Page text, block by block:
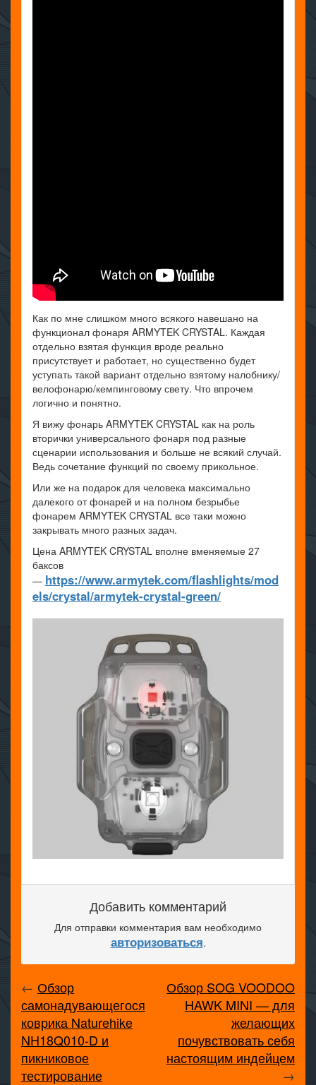
Как по мне слишком много всякого навешано на
функционал фонаря ARMYTEK CRYSTAL. Каждая
отдельно взятая функция вроде реально
присутствует и работает, но существенно будет
уступать такой вариант отдельно взятому налобнику/
велофонарю/кемпинговому свету. Что впрочем
логично и понятно.
Я вижу фонарь ARMYTEK CRYSTAL как на роль
вторички универсального фонаря под разные
сценарии использования и больше не всякий случай.
Ведь сочетание функций по своему прикольное.
Или же на подарок для человека максимально
далекого от фонарей и на полном безрыбье
фонарем ARMYTEK CRYSTAL все таки можно
закрывать много разных задач.
Цена ARMYTEK CRYSTAL вполне вменяемые 27
баксов
— https://www.armytek.com/flashlights/mod
els/crystal/armytek-crystal-green/
Добавить комментарий
Для отправки комментария вам необходимо
авторизоваться.
← Обзор
самонадувающегося
коврика Naturehike
NH18Q010-D и
пикниковое
тестирование
Обзор SOG VOODOO
HAWK MINI — для
желающих
почувствовать себя
настоящим индейцем
→